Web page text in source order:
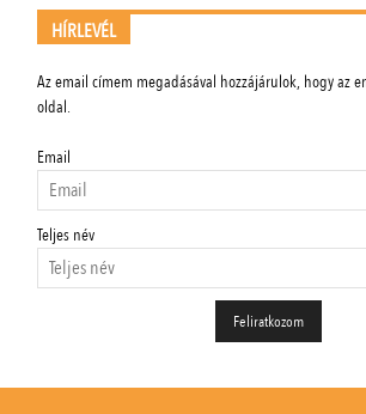
HÍRLEVÉL
Az email címem megadásával hozzájárulok, hogy az
oldal.
Email
Teljes név